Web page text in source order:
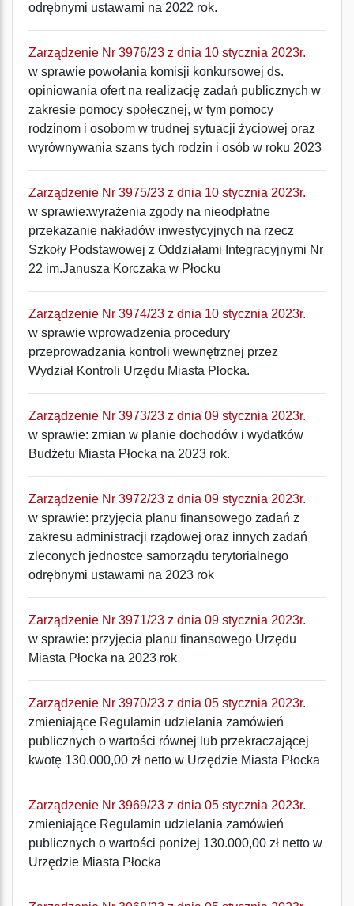
odrębnymi ustawami na 2022 rok.
Zarządzenie Nr 3976/23 z dnia 10 stycznia 2023r.
w sprawie powołania komisji konkursowej ds.
opiniowania ofert na realizację zadań publicznych w
zakresie pomocy społecznej, w tym pomocy
rodzinom i osobom w trudnej sytuacji życiowej oraz
wyrównywania szans tych rodzin i osób w roku 2023
Zarządzenie Nr 3975/23 z dnia 10 stycznia 2023r.
w sprawie:wyrażenia zgody na nieodpłatne
przekazanie nakładów inwestycyjnych na rzecz
Szkoły Podstawowej z Oddziałami Integracyjnymi Nr
22 im.Janusza Korczaka w Płocku
Zarządzenie Nr 3974/23 z dnia 10 stycznia 2023r.
w sprawie wprowadzenia procedury
przeprowadzania kontroli wewnętrznej przez
Wydział Kontroli Urzędu Miasta Płocka.
Zarządzenie Nr 3973/23 z dnia 09 stycznia 2023r.
w sprawie: zmian w planie dochodów i wydatków
Budżetu Miasta Płocka na 2023 rok.
Zarządzenie Nr 3972/23 z dnia 09 stycznia 2023r.
w sprawie: przyjęcia planu finansowego zadań z
zakresu administracji rządowej oraz innych zadań
zleconych jednostce samorządu terytorialnego
odrębnymi ustawami na 2023 rok
Zarządzenie Nr 3971/23 z dnia 09 stycznia 2023r.
w sprawie: przyjęcia planu finansowego Urzędu
Miasta Płocka na 2023 rok
Zarządzenie Nr 3970/23 z dnia 05 stycznia 2023r.
zmieniające Regulamin udzielania zamówień
publicznych o wartości równej lub przekraczającej
kwotę 130.000,00 zł netto w Urzędzie Miasta Płocka
Zarządzenie Nr 3969/23 z dnia 05 stycznia 2023r.
zmieniające Regulamin udzielania zamówień
publicznych o wartości poniżej 130.000,00 zł netto w
Urzędzie Miasta Płocka